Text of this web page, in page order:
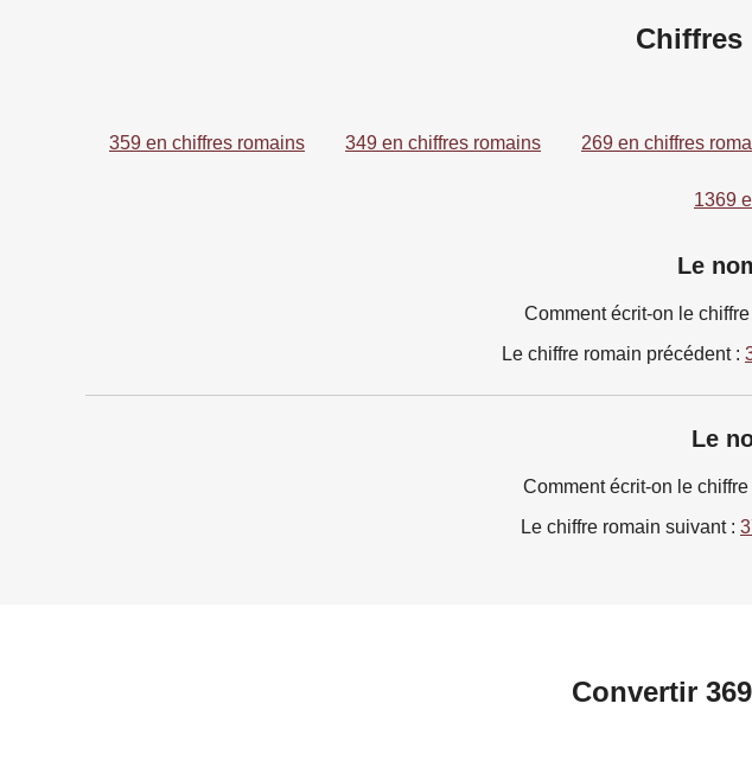
Chiffres
359 en chiffres romains 349 en chiffres romains 269 en chiffres
1369
Le
Comment écrit-on le
Le chiffre romain précédent :
Le
Comment écrit-on le
Le chiffre romain suivant :
Convertir